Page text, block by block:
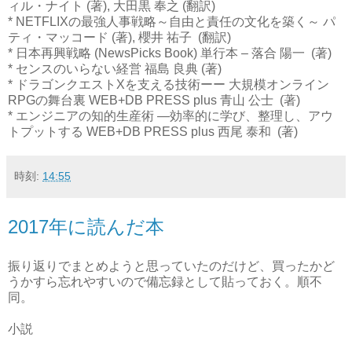
ィル・ナイト (著), 大田黒 奉之 (翻訳)
* NETFLIXの最強人事戦略～自由と責任の文化を築く～ パ
ティ・マッコード (著), 櫻井 祐子 (翻訳)
* 日本再興戦略 (NewsPicks Book) 単行本 – 落合 陽一 (著)
* センスのいらない経営 福島 良典 (著)
* ドラゴンクエストXを支える技術ーー 大規模オンライン
RPGの舞台裏 WEB+DB PRESS plus 青山 公士 (著)
* エンジニアの知的生産術 ―効率的に学び、整理し、アウ
トプットする WEB+DB PRESS plus 西尾 泰和 (著)
時刻: 14:55
2017年に読んだ本
振り返りでまとめようと思っていたのだけど、買ったかど
うかすら忘れやすいので備忘録として貼っておく。順不
同。
小説